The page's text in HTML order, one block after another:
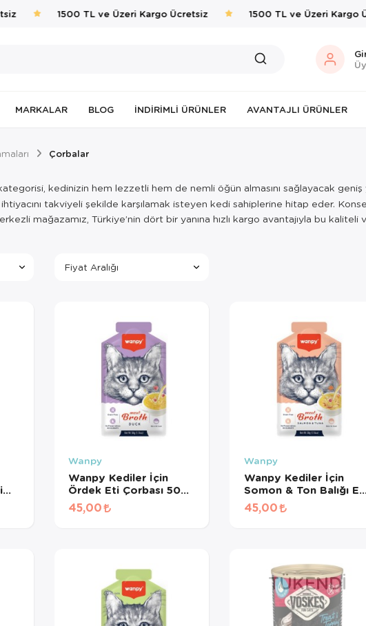
1500 TL ve Üzeri Kargo Ücretsiz 1500 TL ve Üzeri Kargo
MARKALAR BLOG İNDIRIMLI ÜRÜNLER AVANTAJLI ÜRÜNLER
Çorbalar
kedinizin hem lezzetli hem de nemli öğün almasını sağlayacak
takviyeli şekilde karşılamak isteyen kedi sahiplerine hitap eder.
mağazamız, Türkiye’nin dört bir yanına hızlı kargo avantajıyla bu kaliteli
Fiyat Aralığı
Wanpy
Wanpy Kediler İçin
Ördek Eti Çorbası 50
Gr
45,00
Wanpy
Wanpy Kediler İçin
Somon & Ton Balığı
Çorbası 50 Gr
45,00
TÜKENDI